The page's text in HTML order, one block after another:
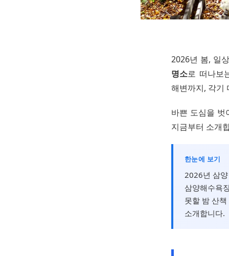
2026년 봄, 일
명소로 떠나보
해변까지, 각기
바쁜 도심을
지금부터 소개
한눈에 보기
2026년 삼
삼양해수욕
못할 밤 산
소개합니다.